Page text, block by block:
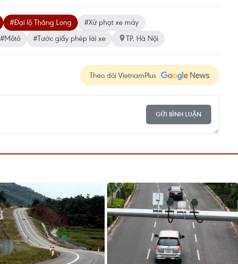
#Đại lộ Thăng Long
#Xử phạt xe máy
#Môtô #Tước giấy phép lái xe TP. Hà Nội
Theo dõi VietnamPlus
GỬI BÌNH LUẬN